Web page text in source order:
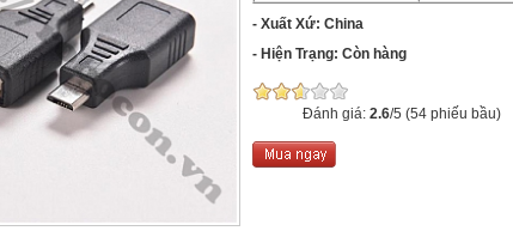
- Xuất Xứ: China
- Hiện Trạng: Còn hàng
Đánh giá:2.6/5 (54 phiếu bầu)